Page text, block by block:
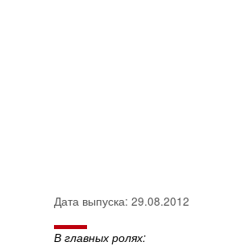
Дата выпуска: 29.08.2012
В главных ролях: